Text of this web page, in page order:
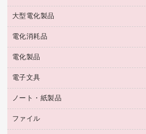
園芸用品
ペット用品
お茶備品
消臭・芳香剤
殺虫剤
飲食用消耗品
飲食雑貨用品
ハンドソープ・石鹸
トイレ用品
トイレ用洗剤
大型シュレッダー（共配）
レーザーポインター
ラミネートフィルム
ラミネータ
タイムレコーダー
シュレッダ
ＯＨＰ用品
大型電化製品
冷蔵庫・キッチン・調理家電
テレビ・ＡＶ機器
電化消耗品
電球・蛍光灯
乾電池・充電池
フィルム・カメラ用品
デスクライト
アルバム
電化製品
掃除機・クリーナー
空調・季節家電
その他電化製品
キッチン・調理家電
電子文具
電卓
ラベルテープ
ノート・紙製品
封筒
ファイル